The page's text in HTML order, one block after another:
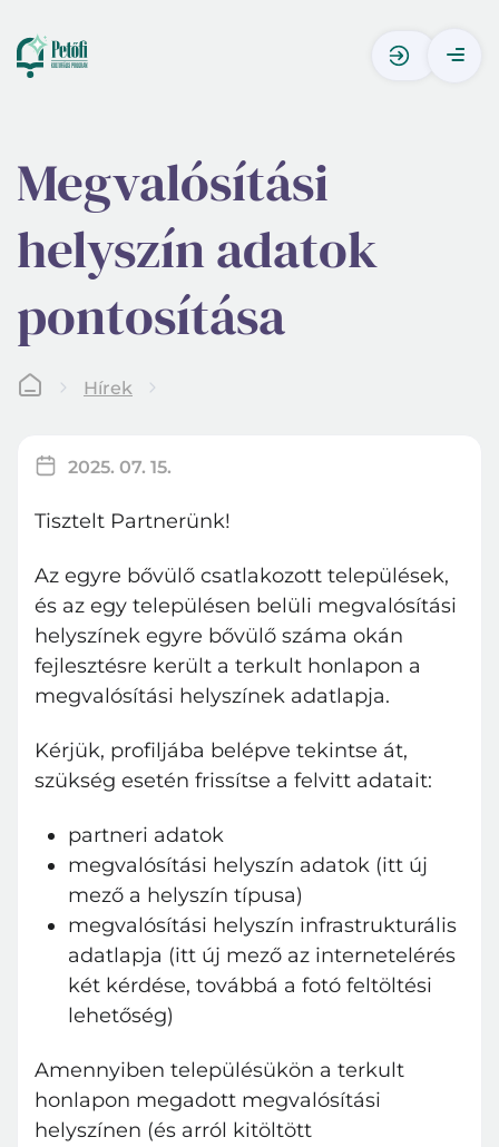
Megvalósítási
helyszín adatok
pontosítása
Hírek
2025. 07. 15.
Tisztelt Partnerünk!
Az egyre bővülő csatlakozott települések,
és az egy településen belüli megvalósítási
helyszínek egyre bővülő száma okán
fejlesztésre került a terkult honlapon a
megvalósítási helyszínek adatlapja.
Kérjük, profiljába belépve tekintse át,
szükség esetén frissítse a felvitt adatait:
partneri adatok
megvalósítási helyszín adatok (itt új
mező a helyszín típusa)
megvalósítási helyszín infrastrukturális
adatlapja (itt új mező az internetelérés
két kérdése, továbbá a fotó feltöltési
lehetőség)
Amennyiben településükön a terkult
honlapon megadott megvalósítási
helyszínen (és arról kitöltött